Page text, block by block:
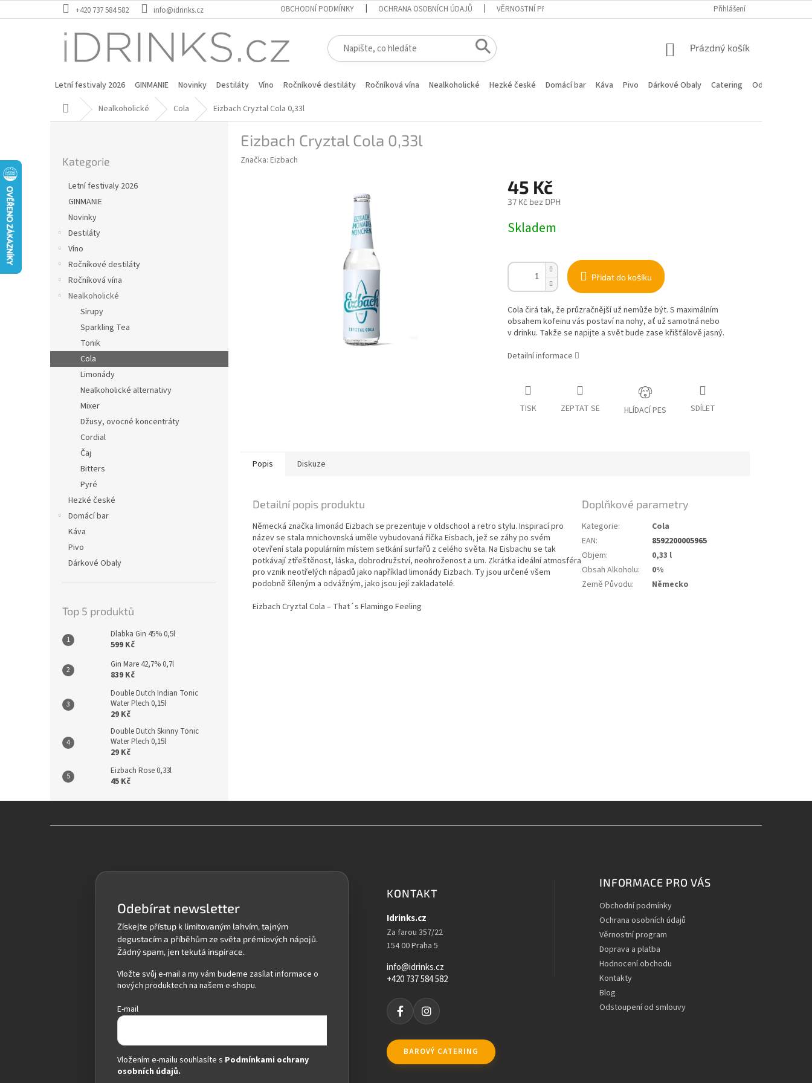
na
+420 737 584 582 info@idrinks.cz OBCHODNÍ PODMÍNKY OCHRANA OSOBNÍCH ÚDAJŮ VĚRNOSTNÍ PROGRAM HODNOCENÍ OBCHODU
Přihlášení
NÁKUPNÍ
Prázdný košík
Letní festivaly 2026 GINMANIE Novinky Destiláty Víno Ročníkové destiláty Ročníková vína Nealkoholické Hezké české Domácí bar Káva Pivo Dárkové Obaly Catering
Odstoupení od
Domů Nealkoholické Cola Eizbach Cryztal Cola 0,33l
kategorie
Kategorie
Letní festivaly 2026
GINMANIE
Novinky
Destiláty
Víno
Ročníkové destiláty
Ročníková vína
Nealkoholické
Sirupy
Sparkling Tea
Tonik
Cola
Limonády
Nealkoholické alternativy
Mixer
Džusy, ovocné koncentráty
Cordial
Čaj
Bitters
Pyré
Hezké české
Domácí bar
Káva
Pivo
Dárkové Obaly
Top 5 produktů
Dlabka Gin 45% 0,5l
599 Kč
Gin Mare 42,7% 0,7l
839 Kč
Double Dutch Indian Tonic
Water Plech 0,15l
29 Kč
Double Dutch Skinny Tonic
Water Plech 0,15l
29 Kč
Eizbach Rose 0,33l
45 Kč
Eizbach Cryztal Cola 0,33l
Značka: Eizbach
45 Kč
37 Kč bez DPH
cena:
Skladem
Přidat do košíku
Cola čirá tak, že průzračnější už nemůže být. S maximálním
obsahem kofeinu vás postaví na nohy, ať už samotná nebo
v drinku. Takže se napijte a svět bude zase křišťálově jasný.
Detailní informace
TISK ZEPTAT SE HLÍDACÍ PES SDÍLET
Popis Diskuze
Detailní popis produktu
Německá značka limonád Eizbach se prezentuje v oldschool a retro stylu. Inspirací pro
název se stala mnichovnská uměle vybudovaná říčka Eisbach, jež se záhy po svém
otevření stala populárním místem setkání surfařů z celého světa. Na Eisbachu se tak
potkávají ztřeštěnost, láska, dobrodružství, neohroženost a um. Zkrátka ideální atmosféra
pro vznik neotřelých nápadů jako například limonády Eizbach. Ty jsou určené všem
podobně šíleným a odvážným, jako jsou její zakladatelé.
Eizbach Cryztal Cola – That´s Flamingo Feeling
Doplňkové parametry
Kategorie:
Cola
EAN:
8592200005965
Objem:
0,33 l
Obsah Alkoholu:
0%
Země Původu: Německo
Odebírat newsletter
Vložte svůj e-mail a my vám budeme zasílat informace o
nových produktech na našem e-shopu.
E-mail
Vložením e-mailu souhlasíte s Podmínkami ochrany
osobních údajů.
KONTAKT
Idrinks.cz
Za farou 357/22
154 00 Praha 5
info@idrinks.cz
+420 737 584 582
BAROVÝ CATERING
INFORMACE PRO VÁS
Obchodní podmínky
Ochrana osobních údajů
Věrnostní program
Doprava a platba
Hodnocení obchodu
Kontakty
Blog
Odstoupení od smlouvy